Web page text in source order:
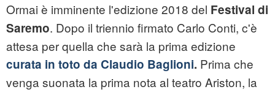
Ormai è imminente l'edizione 2018 del Festival di
Saremo. Dopo il triennio firmato Carlo Conti, c'è
attesa per quella che sarà la prima edizione
curata in toto da Claudio Baglioni. Prima che
venga suonata la prima nota al teatro Ariston, la